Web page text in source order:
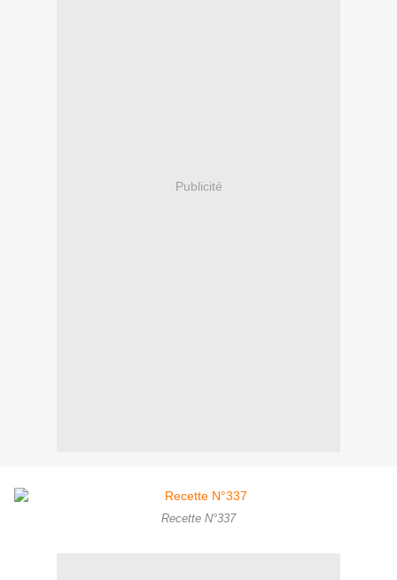
Publicité
Recette N°337